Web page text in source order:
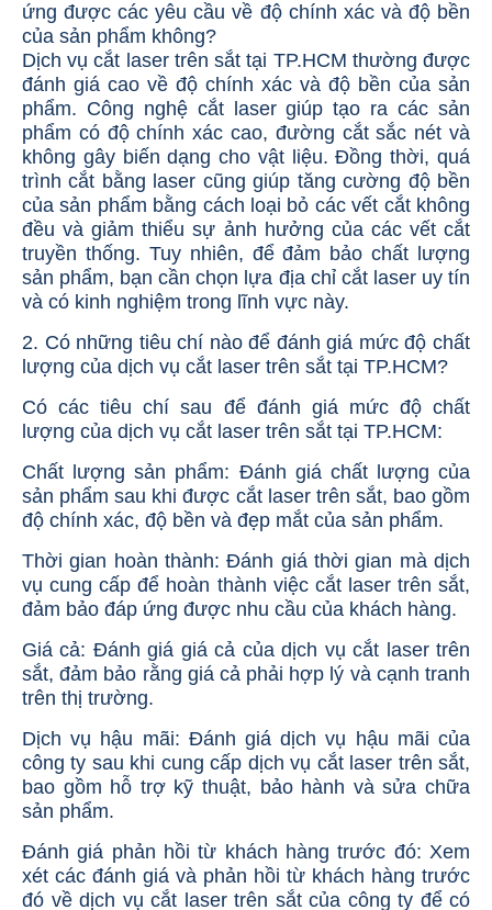
ứng được các yêu cầu về độ chính xác và độ bền
của sản phẩm không?
Dịch vụ cắt laser trên sắt tại TP.HCM thường được
đánh giá cao về độ chính xác và độ bền của sản
phẩm. Công nghệ cắt laser giúp tạo ra các sản
phẩm có độ chính xác cao, đường cắt sắc nét và
không gây biến dạng cho vật liệu. Đồng thời, quá
trình cắt bằng laser cũng giúp tăng cường độ bền
của sản phẩm bằng cách loại bỏ các vết cắt không
đều và giảm thiểu sự ảnh hưởng của các vết cắt
truyền thống. Tuy nhiên, để đảm bảo chất lượng
sản phẩm, bạn cần chọn lựa địa chỉ cắt laser uy tín
và có kinh nghiệm trong lĩnh vực này.
2. Có những tiêu chí nào để đánh giá mức độ chất
lượng của dịch vụ cắt laser trên sắt tại TP.HCM?
Có các tiêu chí sau để đánh giá mức độ chất
lượng của dịch vụ cắt laser trên sắt tại TP.HCM:
Chất lượng sản phẩm: Đánh giá chất lượng của
sản phẩm sau khi được cắt laser trên sắt, bao gồm
độ chính xác, độ bền và đẹp mắt của sản phẩm.
Thời gian hoàn thành: Đánh giá thời gian mà dịch
vụ cung cấp để hoàn thành việc cắt laser trên sắt,
đảm bảo đáp ứng được nhu cầu của khách hàng.
Giá cả: Đánh giá giá cả của dịch vụ cắt laser trên
sắt, đảm bảo rằng giá cả phải hợp lý và cạnh tranh
trên thị trường.
Dịch vụ hậu mãi: Đánh giá dịch vụ hậu mãi của
công ty sau khi cung cấp dịch vụ cắt laser trên sắt,
bao gồm hỗ trợ kỹ thuật, bảo hành và sửa chữa
sản phẩm.
Đánh giá phản hồi từ khách hàng trước đó: Xem
xét các đánh giá và phản hồi từ khách hàng trước
đó về dịch vụ cắt laser trên sắt của công ty để có